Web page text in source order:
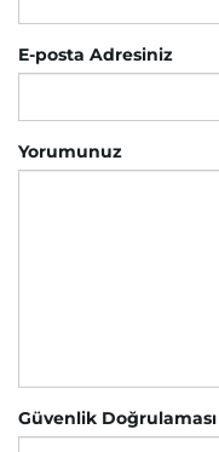
E-posta Adresiniz
Yorumunuz
Güvenlik Doğrulaması